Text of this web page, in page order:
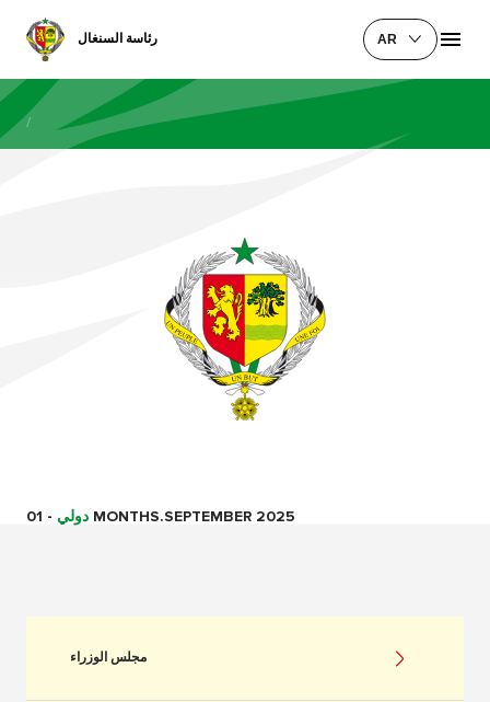
رئاسة السنغال AR
/
دولي - 01 MONTHS.SEPTEMBER 2025
مجلس الوزراء